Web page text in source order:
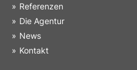
Referenzen
Die Agentur
News
Kontakt